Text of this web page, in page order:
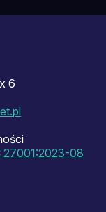
6
27001:2023-08